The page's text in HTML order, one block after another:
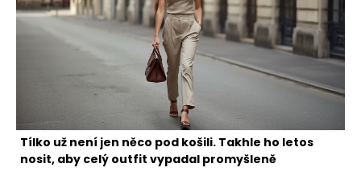
Tílko už není jen něco pod košili. Takhle ho letos
nosit, aby celý outfit vypadal promyšleně